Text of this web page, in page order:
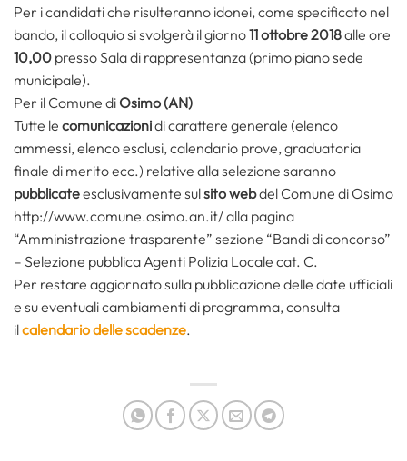
Per i candidati che risulteranno idonei, come specificato nel
bando, il colloquio si svolgerà il giorno11 ottobre 2018alle ore
10,00 presso Sala di rappresentanza (primo piano sede
municipale).
Per il Comune diOsimo (AN)
Tutte le comunicazionidi carattere generale (elenco
ammessi, elenco esclusi, calendario prove, graduatoria
finale di merito ecc.) relative alla selezione saranno
pubblicateesclusivamente sulsito webdel Comune di Osimo
http://www.comune.osimo.an.it/ alla pagina
“Amministrazione trasparente” sezione “Bandi di concorso”
– Selezione pubblica Agenti Polizia Locale cat. C.
Per restare aggiornato sulla pubblicazione delle date ufficiali
e su eventuali cambiamenti di programma, consulta
ilcalendario delle scadenze.